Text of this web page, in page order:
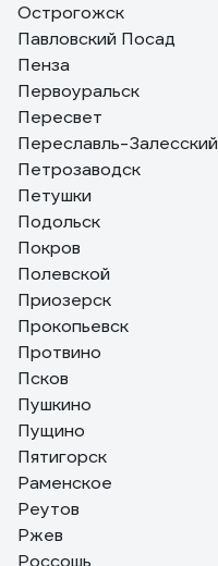
Острогожск
Павловский Посад
Пенза
Первоуральск
Пересвет
Переславль-Залесский
Петрозаводск
Петушки
Подольск
Покров
Полевской
Приозерск
Прокопьевск
Протвино
Псков
Пушкино
Пущино
Пятигорск
Раменское
Реутов
Ржев
Россошь